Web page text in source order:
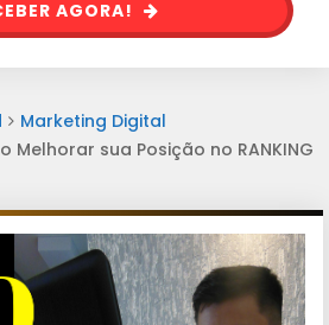
AGORA!
Marketing Digital
Melhorar sua Posição no RANKING